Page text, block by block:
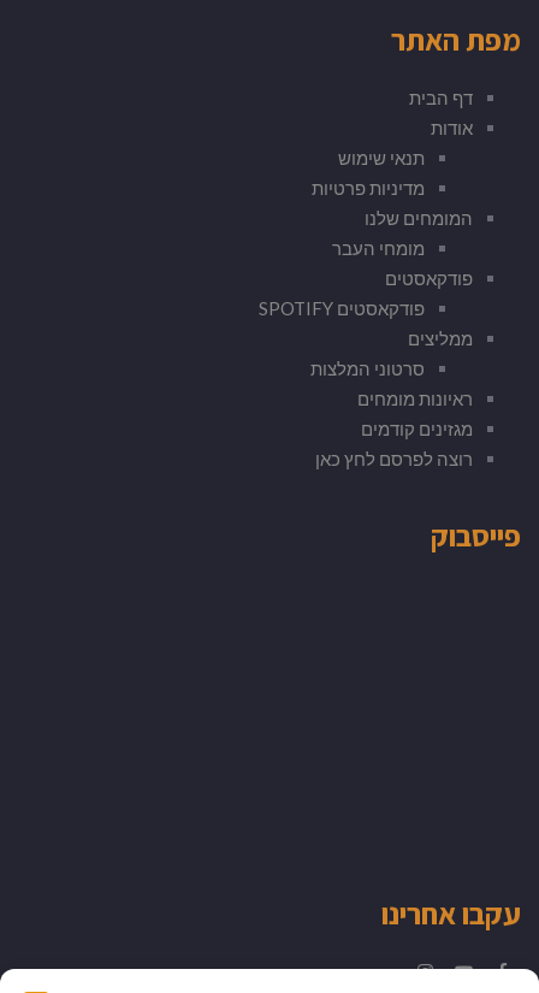
מפת האתר
דף הבית
אודות
תנאי שימוש
מדיניות פרטיות
המומחים שלנו
מומחי העבר
פודקאסטים
פודקאסטים SPOTIFY
ממליצים
סרטוני המלצות
ראיונות מומחים
מגזינים קודמים
רוצה לפרסם לחץ כאן
פייסבוק
עקבו אחרינו